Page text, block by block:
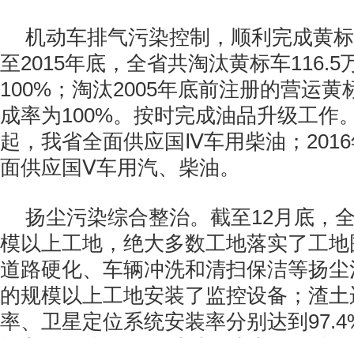
机动车排气污染控制，顺利完成黄
至2015年底，全省共淘汰黄标车116.5
100% ；淘汰2005年底前注册的营运黄
成率为100%。按时完成油品升级工作
起，我省全面供应国Ⅳ车用柴油； 2016
面供应国Ⅴ车用汽、柴油。
扬尘污染综合整治。截至12月底，
模以上工地，绝大多数工地落实了工
道路硬化、车辆冲洗和清扫保洁等扬
的规模以上工地安装了监控设备；渣
率、卫星定位系统安装率分别达到